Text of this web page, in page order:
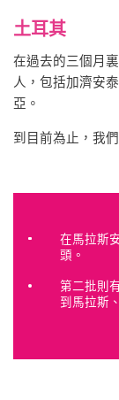
土耳其
在過去的三個月
人，包括加濟安
亞。
到目前為止，我
在馬拉斯
頭。
第二批則
到馬拉斯